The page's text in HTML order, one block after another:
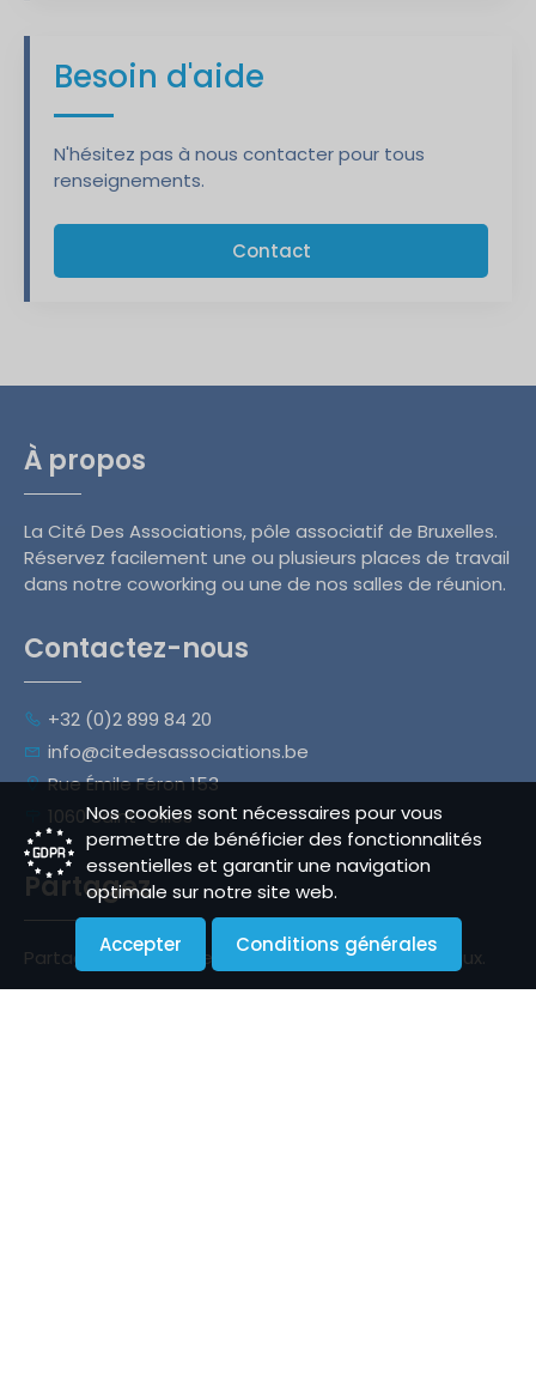
Nos cookies sont nécessaires pour vous
permettre de bénéficier des fonctionnalités
essentielles et garantir une navigation
optimale sur notre site web.
Accepter Conditions générales
Besoin d'aide
N'hésitez pas à nous contacter pour tous
renseignements.
Contact
À propos
La Cité Des Associations, pôle associatif de Bruxelles.
Réservez facilement une ou plusieurs places de travail
dans notre coworking ou une de nos salles de réunion.
Contactez-nous
+32 (0)2 899 84 20
info@citedesassociations.be
Rue Émile Féron 153
1060 Saint-Gilles
Partagez
Partagez notre plateforme sur vos réseaux sociaux.